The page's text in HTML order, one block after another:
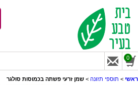
0
ראשי > תוספי תזונה > שמן זרעי פשתה בכמוסות סולגר